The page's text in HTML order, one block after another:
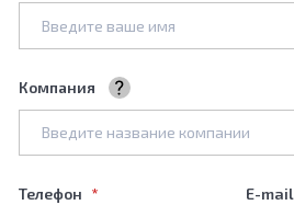
Компания
Телефон E-mail